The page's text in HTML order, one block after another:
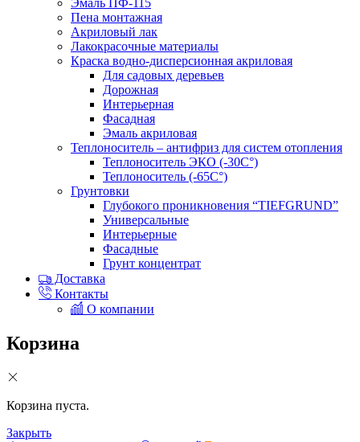
Эмаль ПФ-115
Пена монтажная
Акриловый лак
Лакокрасочные материалы
Краска водно-дисперсионная акриловая
Для садовых деревьев
Дорожная
Интерьерная
Фасадная
Эмаль акриловая
Теплоноситель – антифриз для систем отопления
Теплоноситель ЭКО (-30С°)
Теплоноситель (-65С°)
Грунтовки
Глубокого проникновения “TIEFGRUND”
Универсальные
Интерьерные
Фасадные
Грунт концентрат
Доставка
Контакты
О компании
Корзина
Корзина пуста.
Закрыть